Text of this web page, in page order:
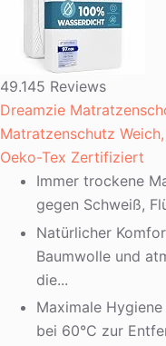
49.145 Reviews
Dreamzie
Matratzenschutz
Oeko-Tex Zertifiziert
Immer trockene
gegen Schweiß,
Natürlicher
Baumwolle und
die...
Maximale
bei 60°C zur